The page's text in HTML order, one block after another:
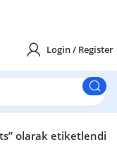
Login / Register
olarak etiketlendi